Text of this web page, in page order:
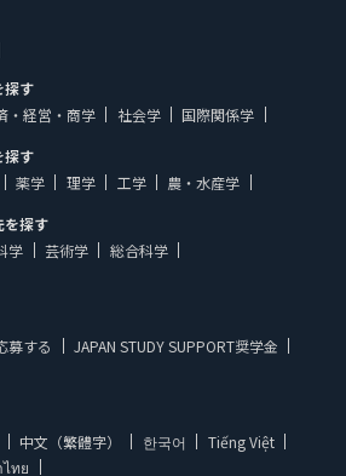
探す
・経営・商学 社会学
国際関係学
探す
薬学 理学 工学
農・水産学
を探す
学 芸術学 総合科学
募する JAPAN STUDY SUPPORT奨学金
中文（繁體字） 한국어
Tiếng Việt
ทย